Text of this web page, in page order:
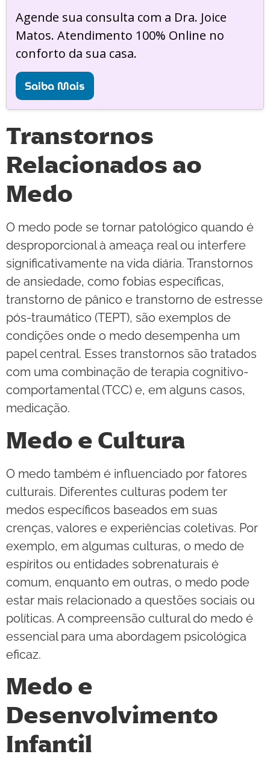
Agende sua consulta com a Dra. Joice
Matos. Atendimento 100% Online no
conforto da sua casa.
Saiba Mais
Transtornos
Relacionados ao
Medo
O medo pode se tornar patológico quando é
desproporcional à ameaça real ou interfere
significativamente na vida diária. Transtornos
de ansiedade, como fobias específicas,
transtorno de pânico e transtorno de estresse
pós-traumático (TEPT), são exemplos de
condições onde o medo desempenha um
papel central. Esses transtornos são tratados
com uma combinação de terapia cognitivo-
comportamental (TCC) e, em alguns casos,
medicação.
Medo e Cultura
O medo também é influenciado por fatores
culturais. Diferentes culturas podem ter
medos específicos baseados em suas
crenças, valores e experiências coletivas. Por
exemplo, em algumas culturas, o medo de
espíritos ou entidades sobrenaturais é
comum, enquanto em outras, o medo pode
estar mais relacionado a questões sociais ou
políticas. A compreensão cultural do medo é
essencial para uma abordagem psicológica
eficaz.
Medo e
Desenvolvimento
Infantil